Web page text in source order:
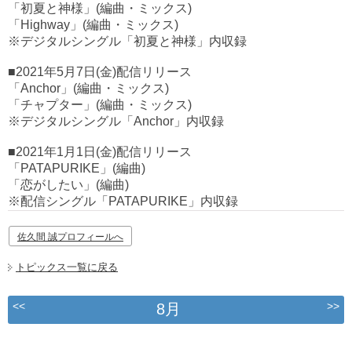
「初夏と神様」(編曲・ミックス)
「Highway」(編曲・ミックス)
※デジタルシングル「初夏と神様」内収録
■2021年5月7日(金)配信リリース
「Anchor」(編曲・ミックス)
「チャプター」(編曲・ミックス)
※デジタルシングル「Anchor」内収録
■2021年1月1日(金)配信リリース
「PATAPURIKE」(編曲)
「恋がしたい」(編曲)
※配信シングル「PATAPURIKE」内収録
佐久間 誠プロフィールへ
トピックス一覧に戻る
<< 8月 >>